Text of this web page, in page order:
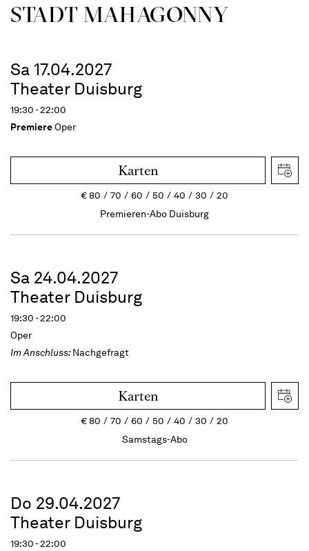
STADT MAHAGONNY
Sa 17.04.2027
Theater Duisburg
19:30 - 22:00
PremiereOper
Karten
€80 70 60 50 40 30
20
Premieren-Abo Duisburg
Sa 24.04.2027
Theater Duisburg
19:30 - 22:00
Oper
Im Anschluss:Nachgefragt
Karten
€80 70 60 50 40 30
20
Samstags-Abo
Do 29.04.2027
Theater Duisburg
19:30 - 22:00